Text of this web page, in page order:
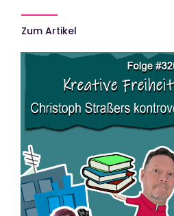
Zum Artikel